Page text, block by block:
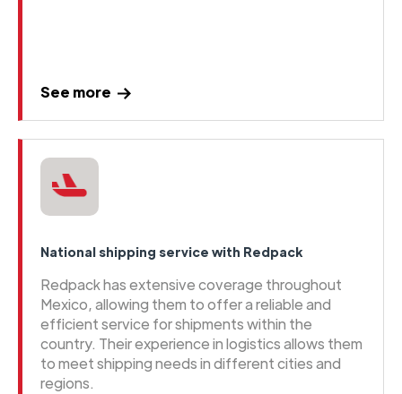
See more
National shipping service with Redpack
Redpack has extensive coverage throughout
Mexico, allowing them to offer a reliable and
efficient service for shipments within the
country. Their experience in logistics allows them
to meet shipping needs in different cities and
regions.